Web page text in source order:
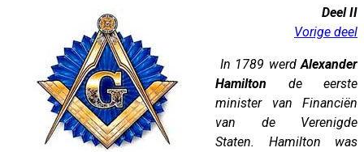
Deel II
Vorige deel
In 1789 werdAlexander
Hamilton de eerste
minister van Financiën
van de Verenigde
Staten. Hamilton was